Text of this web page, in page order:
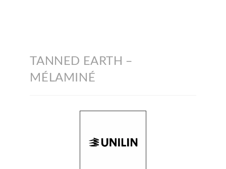
TANNED EARTH –
MÉLAMINÉ